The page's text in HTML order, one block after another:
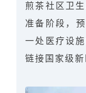
煎茶社区卫
准备阶段，
一处医疗设
链接国家级